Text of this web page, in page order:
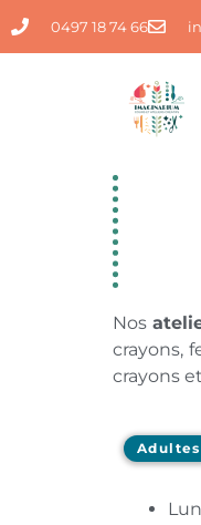
0497 18 74 66
Nos
crayons,
crayons
Adultes